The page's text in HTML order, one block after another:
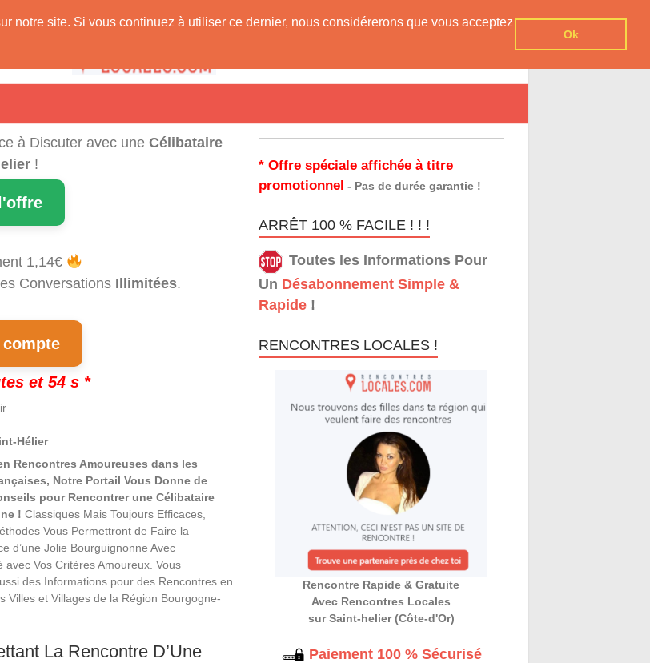
notre site. Si vous continuez à utiliser ce dernier, nous considérerons que vous acceptez
Ok
à Discuter avec une Célibataire
!
1,14€
Conversations Illimitées.
et 53 s *
Hélier
Rencontres Amoureuses dans les
Notre Portail Vous Donne de
pour Rencontrer une Célibataire
! Classiques Mais Toujours Efficaces,
Vous Permettront de Faire la
d’une Jolie Bourguignonne Avec
avec Vos Critères Amoureux. Vous
des Informations pour des Rencontres en
Villes et Villages de la Région Bourgogne-
La Rencontre D’Une
* Offre spéciale affichée à titre
promotionnel - Pas de durée garantie !
ARRÊT 100 % FACILE ! ! !
Toutes les Informations Pour
Un Désabonnement Simple &
Rapide !
RENCONTRES LOCALES !
Rencontre Rapide & Gratuite
Avec Rencontres Locales
sur Saint-helier (Côte-d'Or)
Paiement 100 % Sécurisé